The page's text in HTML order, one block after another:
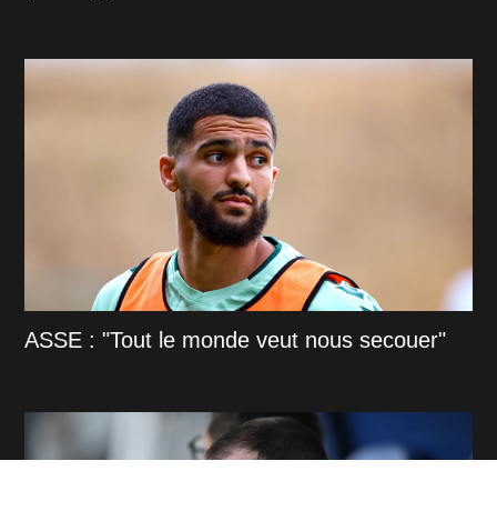
ASSE : "Tout le monde veut nous secouer"